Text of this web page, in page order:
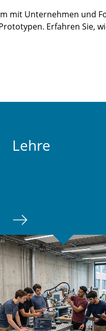
mit Unternehmen und
Erfahren Sie,
Lehre